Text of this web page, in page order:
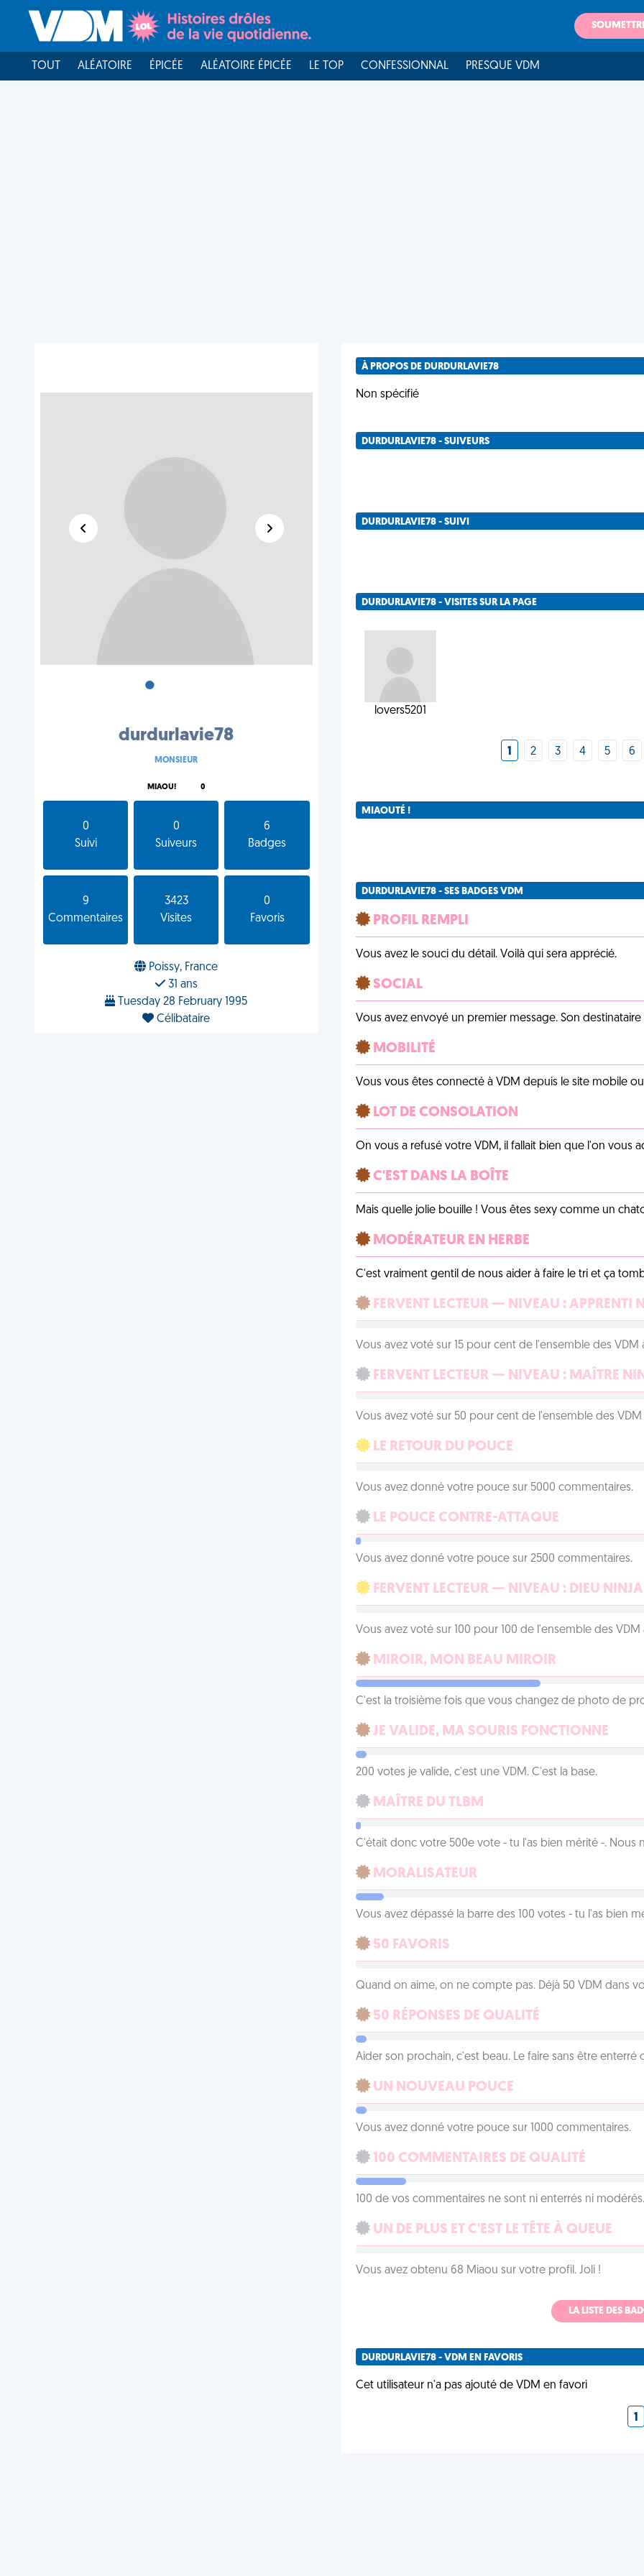
TOUT ALÉATOIRE ÉPICÉE ALÉATOIRE ÉPICÉE LE TOP CONFESSIONNAL PRESQUE VDM
•
durdurlavie78
MONSIEUR
MIAOU! 0
0
Suivi
0
Suiveurs
6
Badges
9
Commentaires
3423
Visites
0
Favoris
Poissy, France
31 ans
Tuesday 28 February 1995
Célibataire
À PROPOS DE DURDURLAVIE78
Non spécifié
DURDURLAVIE78 - SUIVEURS
DURDURLAVIE78 - SUIVI
DURDURLAVIE78 - VISITES SUR LA PAGE
lovers5201
1 2 3 4 5 6
MIAOUTÉ !
DURDURLAVIE78 - SES BADGES VDM
PROFIL REMPLI
Vous avez le souci du détail. Voilà qui sera apprécié.
SOCIAL
Vous avez envoyé un premier message. Son
MOBILITÉ
Vous vous êtes connecté à VDM depuis le site mobile
LOT DE CONSOLATION
On vous a refusé votre VDM, il fallait bien que l'on vous
C'EST DANS LA BOÎTE
Mais quelle jolie bouille ! Vous êtes sexy comme un
MODÉRATEUR EN HERBE
C'est vraiment gentil de nous aider à faire le tri et ça
FERVENT LECTEUR — NIVEAU : APPRENTI
Vous avez voté sur 15 pour cent de l'ensemble des VDM
FERVENT LECTEUR — NIVEAU : MAÎTRE
Vous avez voté sur 50 pour cent de l'ensemble des VDM
LE RETOUR DU POUCE
Vous avez donné votre pouce sur 5000 commentaires.
LE POUCE CONTRE-ATTAQUE
Vous avez donné votre pouce sur 2500 commentaires.
FERVENT LECTEUR — NIVEAU : DIEU NINJA
Vous avez voté sur 100 pour 100 de l'ensemble des VDM
MIROIR, MON BEAU MIROIR
C'est la troisième fois que vous changez de photo de
JE VALIDE, MA SOURIS FONCTIONNE
200 votes je valide, c'est une VDM. C'est la base.
MAÎTRE DU TLBM
C'était donc votre 500e vote - tu l'as bien mérité -. Nous
MORALISATEUR
Vous avez dépassé la barre des 100 votes - tu l'as bien
50 FAVORIS
Quand on aime, on ne compte pas. Déjà 50 VDM dans
50 RÉPONSES DE QUALITÉ
Aider son prochain, c'est beau. Le faire sans être
UN NOUVEAU POUCE
Vous avez donné votre pouce sur 1000 commentaires.
100 COMMENTAIRES DE QUALITÉ
100 de vos commentaires ne sont ni enterrés ni
UN DE PLUS ET C'EST LE TÊTE À QUEUE
Vous avez obtenu 68 Miaou sur votre profil. Joli !
LA LISTE DES
DURDURLAVIE78 - VDM EN FAVORIS
Cet utilisateur n'a pas ajouté de VDM en favori
1